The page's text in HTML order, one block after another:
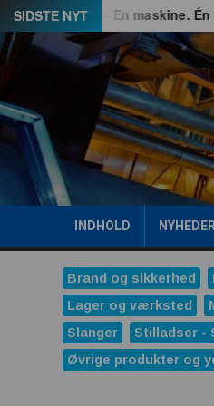
Spring
til
indhold
SIDSTE NYT
G3 – En maskine. Én CE-
INDHOLD NYHEDER
Brand og sikkerhed
Lager og værksted
Slanger
Stilladser -
Øvrige produkter og